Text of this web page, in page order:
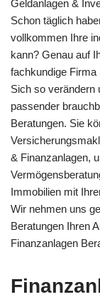
Geldanlagen &
Schon täglich
vollkommen Ihre
kann? Genau auf
fachkundige Firma
Sich so verändern
passender
Beratungen. Sie
& Finanzanlagen,
Immobilien mit
Wir nehmen uns
Beratungen Ihren
Finanzanlagen